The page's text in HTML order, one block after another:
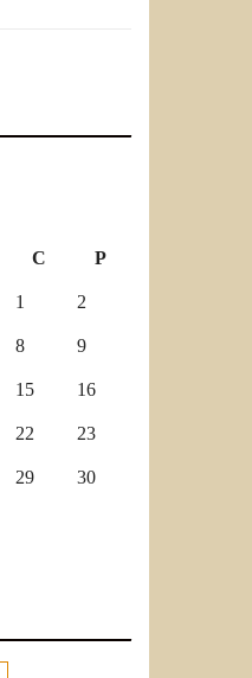
C P
1 2
8 9
15 16
22 23
29 30